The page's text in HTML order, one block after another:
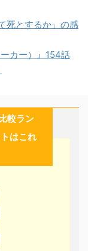
死とするか」の感
ーカー）』154話
較ラン
はこれ